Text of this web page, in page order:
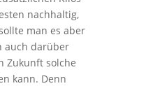
nachhaltig,
man es aber
auch darüber
Zukunft solche
kann. Denn